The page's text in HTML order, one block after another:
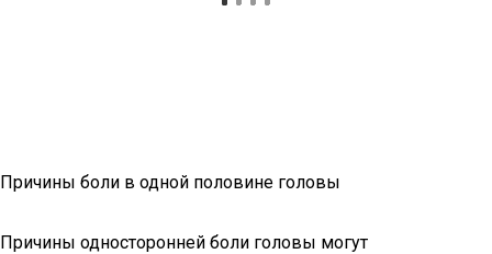
Причины боли в одной половине головы
Причины односторонней боли головы могут